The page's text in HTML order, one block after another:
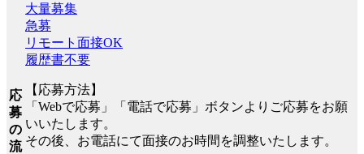
応
募
の
流
大量募集
急募
リモート面接OK
履歴書不要
【応募方法】
「Webで応募」「電話で応募」ボタンよりご応募をお願
いいたします。
その後、お電話にて面接のお時間を調整いたします。